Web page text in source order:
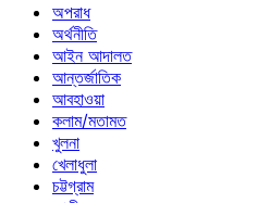
অপরাধ
অর্থনীতি
আইন আদালত
আন্তর্জাতিক
আবহাওয়া
কলাম/মতামত
খুলনা
খেলাধুলা
চট্টগ্রাম